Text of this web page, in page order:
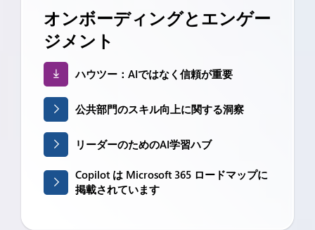
オンボーディングとエンゲー
ジメント
ハウツー：AIではなく信頼が重要
公共部門のスキル向上に関する洞察
リーダーのためのAI学習ハブ
Copilot は Microsoft 365 ロードマップに
掲載されています